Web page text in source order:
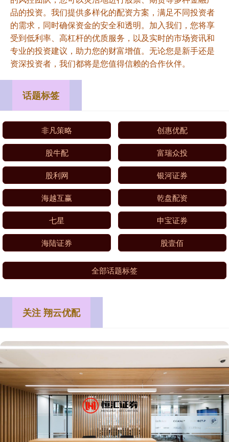
品的投资。我们提供多样化的配资方案，满足不同投资者
的需求，同时确保资金的安全和透明。加入我们，您将享
受到低利率、高杠杆的优质服务，以及实时的市场资讯和
专业的投资建议，助力您的财富增值。无论您是新手还是
资深投资者，我们都将是您值得信赖的合作伙伴。
话题标签
非凡策略 创惠优配
股牛配 富瑞众投
股利网 银河证券
海越互赢 乾盘配资
七星 申宝证券
海陆证券 股壹佰
全部话题标签
关注 翔云优配